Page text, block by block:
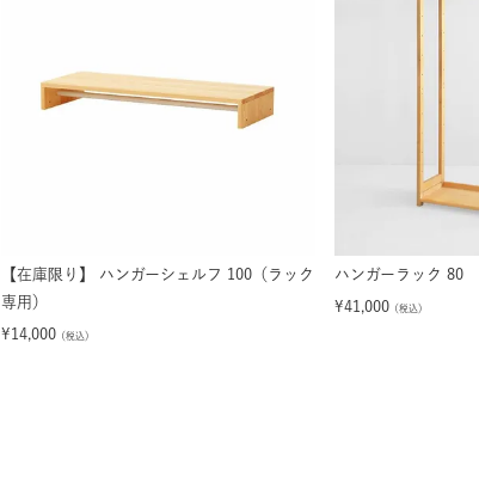
【在庫限り】 ハンガーシェルフ 100（ラック
専用）
¥14,000 （税込）
ハンガーラック 80
¥41,000 （税込）